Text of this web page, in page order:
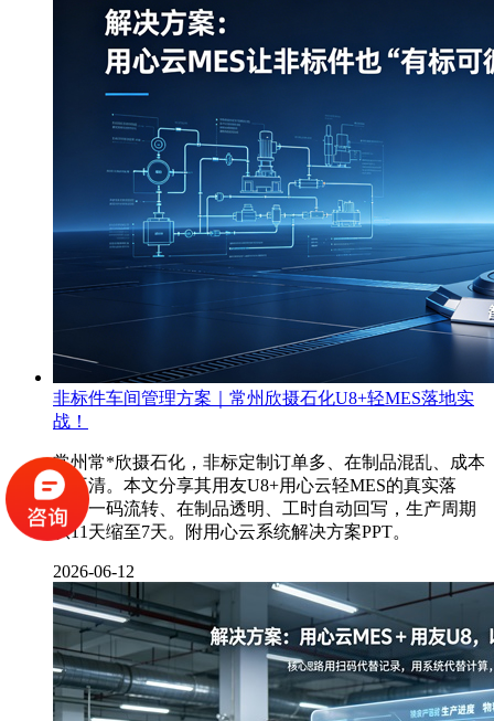
非标件车间管理方案｜常州欣摄石化U8+轻MES落地实
战！
常州常*欣摄石化，非标定制订单多、在制品混乱、成本
算不清。本文分享其用友U8+用心云轻MES的真实落
地：一码流转、在制品透明、工时自动回写，生产周期
从11天缩至7天。附用心云系统解决方案PPT。
2026-06-12